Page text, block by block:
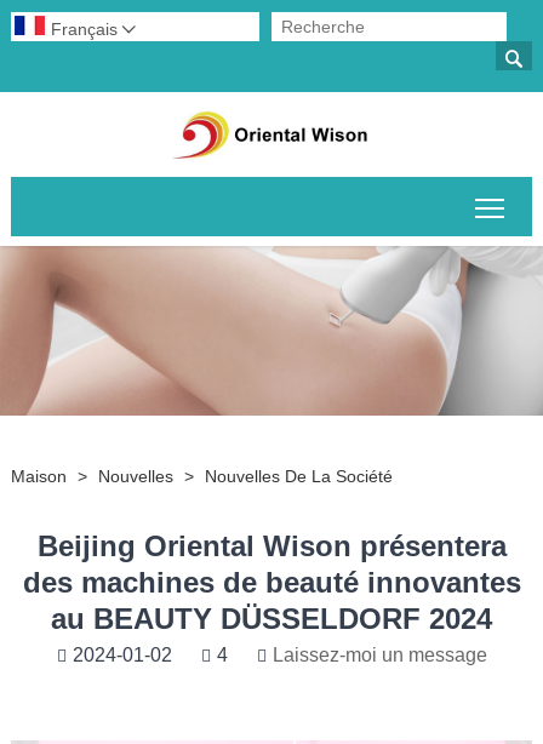

Français 
Maison > Nouvelles > Nouvelles De La Société
Beijing Oriental Wison présentera
des machines de beauté innovantes
au BEAUTY DÜSSELDORF 2024
2024-01-02 4 Laissez-moi un message